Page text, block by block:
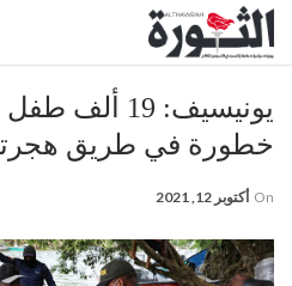
يونيسيف: 19
خطورة في طريق
On أكتوبر 12, 2021